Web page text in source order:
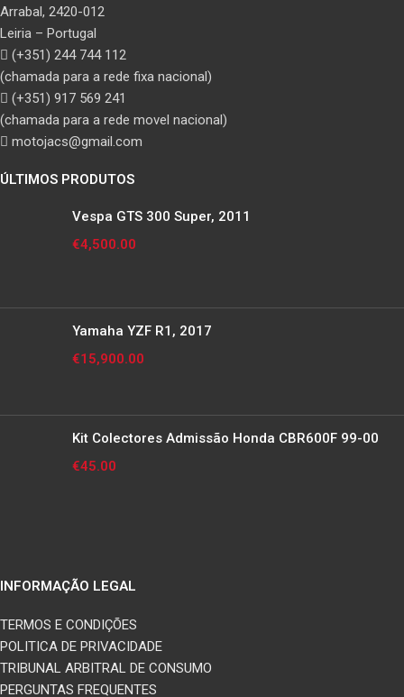
Arrabal, 2420-012
Leiria – Portugal
(+351) 244 744 112
(chamada para a rede fixa nacional)
(+351) 917 569 241
(chamada para a rede movel nacional)
motojacs@gmail.com
ÚLTIMOS PRODUTOS
Vespa GTS 300 Super, 2011
€4,500.00
Yamaha YZF R1, 2017
€15,900.00
Kit Colectores Admissão Honda CBR600F 99-00
€45.00
INFORMAÇÃO LEGAL
TERMOS E CONDIÇÕES
POLITICA DE PRIVACIDADE
TRIBUNAL ARBITRAL DE CONSUMO
PERGUNTAS FREQUENTES